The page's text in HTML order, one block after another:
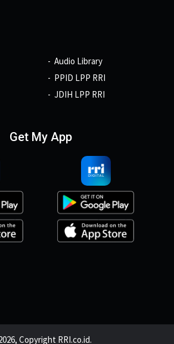
Audio Library
PPID LPP RRI
JDIH LPP RRI
Get My App
Copyright RRI.co.id.